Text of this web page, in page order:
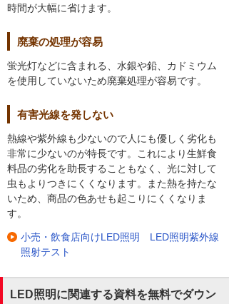
時間が大幅に省けます。
廃棄の処理が容易
蛍光灯などに含まれる、水銀や鉛、カドミウム
を使用していないため廃棄処理が容易です。
有害光線を発しない
熱線や紫外線も少ないので人にも優しく劣化も
非常に少ないのが特長です。これにより生鮮食
料品の劣化を助長することもなく、光に対して
虫もよりつきにくくなります。また熱を持たな
いため、商品の色あせも起こりにくくなりま
す。
小売・飲食店向けLED照明 LED照明紫外線
照射テスト
LED照明に関連する資料を無料でダウン